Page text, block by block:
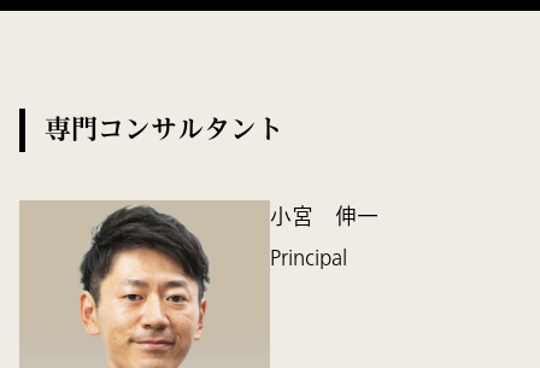
専門コンサルタント
小宮 伸一
Principal